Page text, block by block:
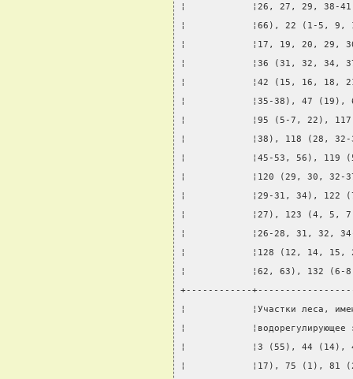
¦            ¦26, 27, 29, 38-
¦            ¦66), 22 (1-5,
¦            ¦17, 19, 20, 29,
¦            ¦36 (31, 32, 34,
¦            ¦42 (15, 16, 18,
¦            ¦35-38), 47
¦            ¦95 (5-7, 22),
¦            ¦38), 118 (28,
¦            ¦45-53, 56), 119
¦            ¦120 (29, 30,
¦            ¦29-31, 34),
¦            ¦27), 123 (4, 5,
¦            ¦26-28, 31, 32,
¦            ¦128 (12, 14,
¦            ¦62, 63), 132
+------------
¦            ¦Участки леса,
¦
¦            ¦3 (55), 44 (14),
¦            ¦17), 75 (1), 81